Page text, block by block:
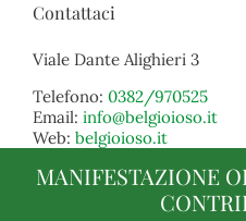
Contattaci
Viale Dante Alighieri 3
Telefono: 0382/970525
Email: info@belgioioso.it
Web: belgioioso.it
MANIFESTAZIONE